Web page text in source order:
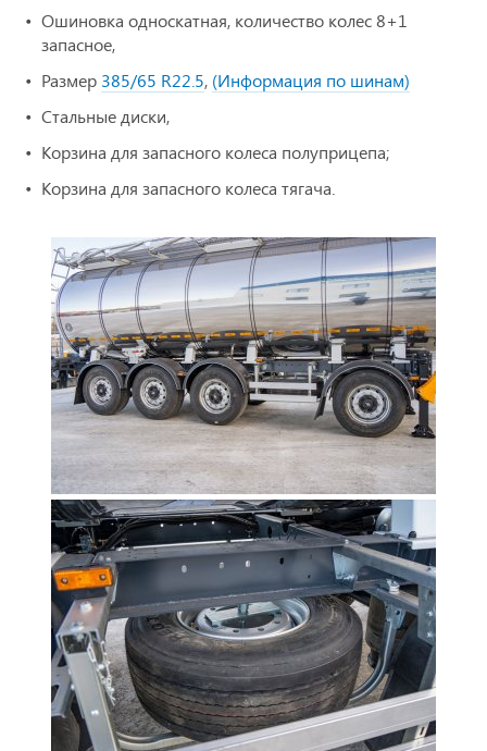
Ошиновка односкатная, количество колес 8+1
запасное,
Размер 385/65 R22.5, (Информация по шинам)
Стальные диски,
Корзина для запасного колеса полуприцепа;
Корзина для запасного колеса тягача.